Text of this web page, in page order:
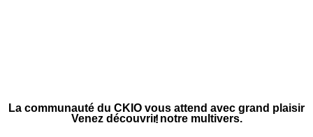
La communauté du CKIO vous attend avec grand plaisir
!
Venez découvrir notre multivers.